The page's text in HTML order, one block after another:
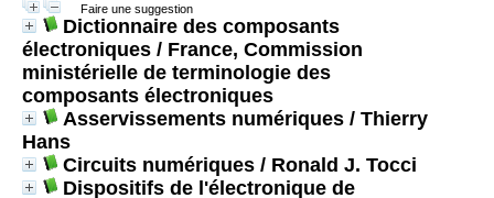
Faire une suggestion
Dictionnaire des composants
électroniques / France, Commission
ministérielle de terminologie des
composants électroniques
Asservissements numériques / Thierry
Hans
Circuits numériques / Ronald J. Tocci
Dispositifs de l'électronique de